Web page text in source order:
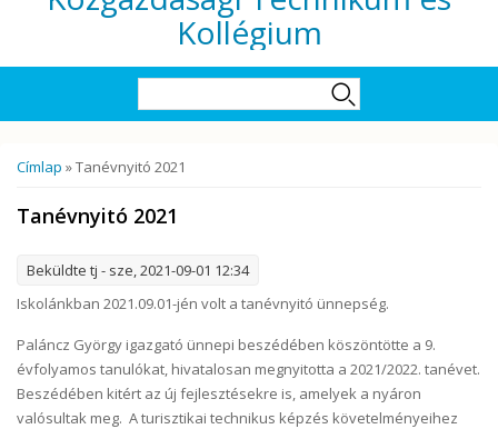
Kollégium
Jelenlegi hely
Címlap » Tanévnyitó 2021
Tanévnyitó 2021
Beküldte tj - sze, 2021-09-01 12:34
Iskolánkban 2021.09.01-jén volt a tanévnyitó ünnepség.
Paláncz György igazgató ünnepi beszédében köszöntötte a 9.
évfolyamos tanulókat, hivatalosan megnyitotta a 2021/2022. tanévet.
Beszédében kitért az új fejlesztésekre is, amelyek a nyáron
valósultak meg. A turisztikai technikus képzés követelményeihez